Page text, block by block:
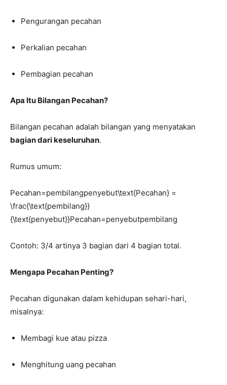
Pengurangan pecahan
Perkalian pecahan
Pembagian pecahan
Apa Itu Bilangan Pecahan?
Bilangan pecahan adalah bilangan yang menyatakan
bagian dari keseluruhan.
Rumus umum:
Pecahan=pembilangpenyebut\text{Pecahan} =
\frac{\text{pembilang}}
{\text{penyebut}}Pecahan=penyebutpembilang
Contoh: 3/4 artinya 3 bagian dari 4 bagian total.
Mengapa Pecahan Penting?
Pecahan digunakan dalam kehidupan sehari-hari,
misalnya:
Membagi kue atau pizza
Menghitung uang pecahan